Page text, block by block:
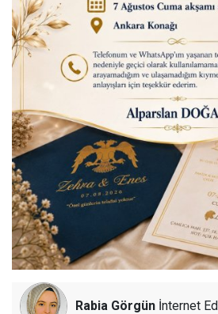
Rabia Görgün İnternet